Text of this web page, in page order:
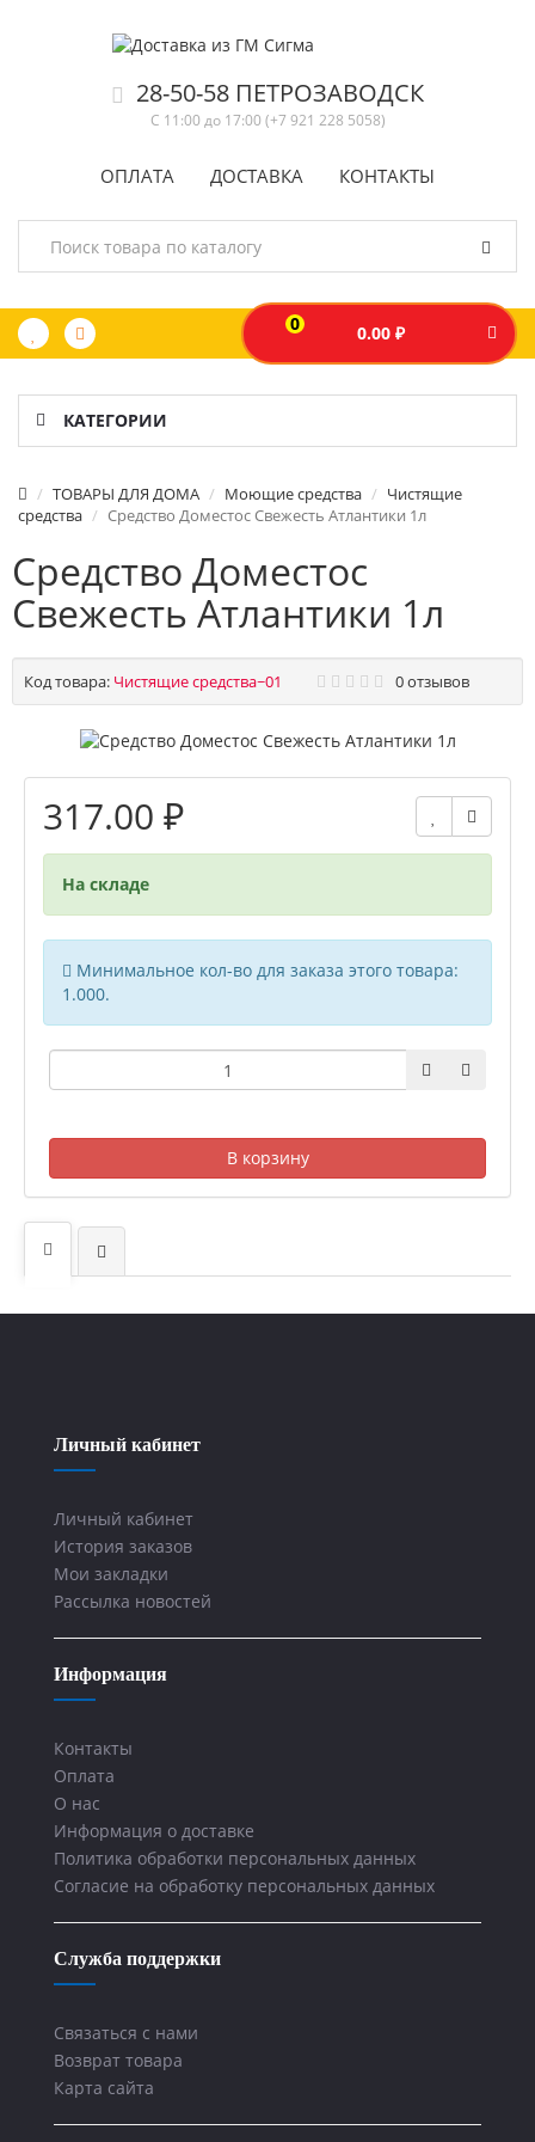
28-50-58 ПЕТРОЗАВОДСК
С 11:00 до 17:00 (+7 921 228 5058)
ОПЛАТА ДОСТАВКА КОНТАКТЫ
0 0.00 ₽
КАТЕГОРИИ
ТОВАРЫ ДЛЯ ДОМА Моющие средства
Чистящие
средства
Средство Доместос Свежесть Атлантики 1л
Средство Доместос
Свежесть Атлантики 1л
Код товара: Чистящие средства~01 0 отзывов
317.00 ₽
На складе
Минимальное кол-во для заказа этого товара:
1.000.
В корзину
Личный кабинет
Личный кабинет
История заказов
Мои закладки
Рассылка новостей
Информация
Контакты
Оплата
О нас
Информация о доставке
Политика обработки персональных данных
Согласие на обработку персональных данных
Служба поддержки
Связаться с нами
Возврат товара
Карта сайта